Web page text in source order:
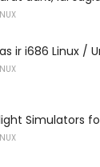
ir i686 Linux /
Simulators